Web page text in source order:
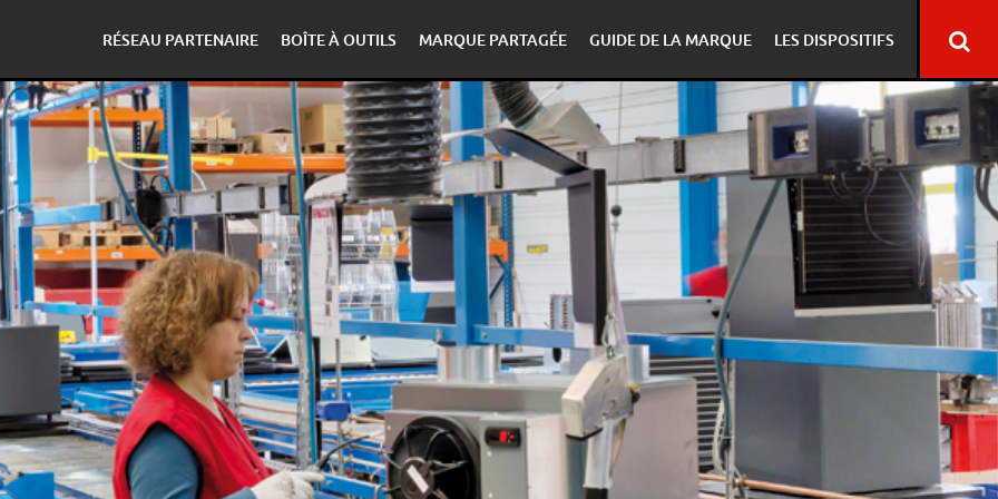
RÉSEAU PARTENAIRE BOÎTE À OUTILS MARQUE PARTAGÉE GUIDE DE LA MARQUE LES DISPOSITIFS